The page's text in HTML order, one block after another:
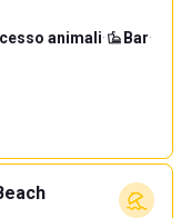
animali· Bar·